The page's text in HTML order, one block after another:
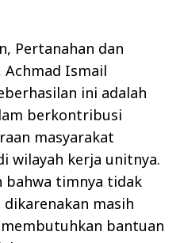
Pertanahan dan
Achmad Ismail
ini adalah
berkontribusi
masyarakat
wilayah kerja unitnya.
bahwa timnya tidak
masih
bantuan